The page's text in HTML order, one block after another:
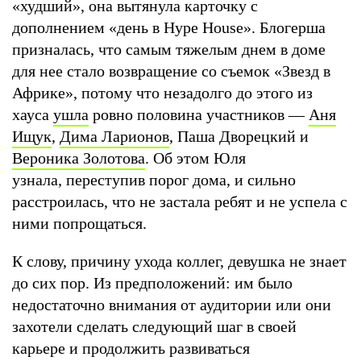
«худший», она вытянула карточку с
дополнением «день в Hype House». Блогерша
призналась, что самым тяжелым днем в доме
для нее стало возвращение со съемок «Звезд в
Африке», потому что незадолго до этого из
хауса ушла ровно половина участников — Аня
Ищук, Дима Ларионов, Паша Дворецкий и
Вероника Золотова. Об этом Юля
узнала, переступив порог дома, и сильно
расстроилась, что не застала ребят и не успела с
ними попрощаться.
К слову, причину ухода коллег, девушка не знает
до сих пор. Из предположений: им было
недостаточно внимания от аудитории или они
захотели сделать следующий шаг в своей
карьере и продолжить развиваться